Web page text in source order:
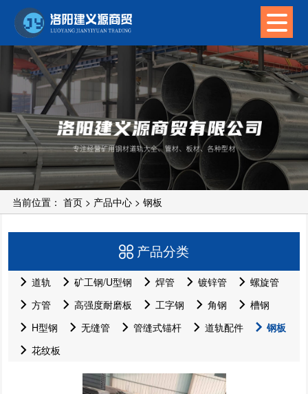
当前位置： 首页> 产品中心> 钢板
产品分类
道轨 矿工钢/U型钢 焊管 镀锌管
螺旋管
方管
高强度耐磨板 工字钢 角钢
槽钢
H型钢
无缝管 管缝式锚杆 道轨配件
钢板
花纹板